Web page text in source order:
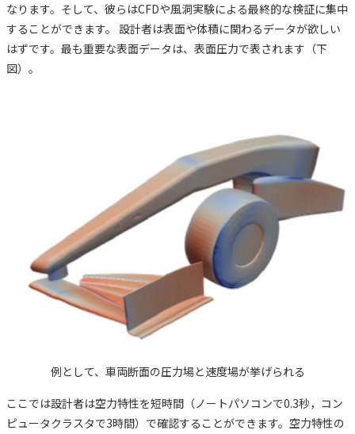
なります。そして、彼らはCFDや風洞実験による最終的な検証に集中
することができます。 設計者は表面や体積に関わるデータが欲しい
はずです。最も重要な表面データは、表面圧力で表されます（下
図）。
例として、車両断面の圧力場と速度場が挙げられる
ここでは設計者は空力特性を短時間（ノートパソコンで0.3秒，コン
ピュータクラスタで3時間）で確認することができます。空力特性の